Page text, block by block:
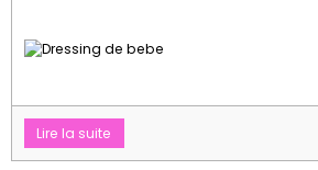
Lire la suite